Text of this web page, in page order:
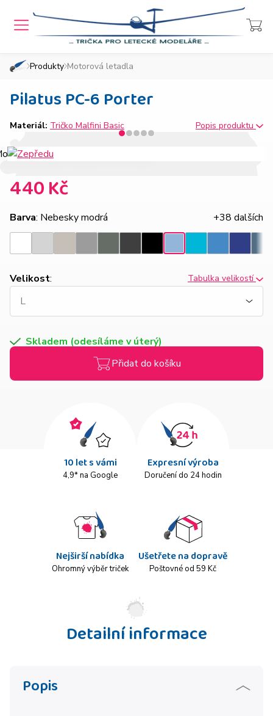
Domů Chcete také takový e-shop?
Přihlášení
»
Produkty »
Motorová letadla
Pilatus PC-6 Porter
Materiál: Tričko Malfini Basic Popis produktu
440 Kč
Barva: Nebesky modrá
+38 dalších
šedýšedášedýbřidlicegray
modrá
modrámodrá
Velikost: Tabulka velikostí
Skladem (odesíláme v úterý)
Přidat do košíku
10 let s vámi
4,9* na Google
Expresní výroba
Doručení do 24 hodin
Nejširší nabídka
Ohromný výběr triček
Ušetřete na dopravě
Poštovné od 59 Kč
Detailní informace
Popis